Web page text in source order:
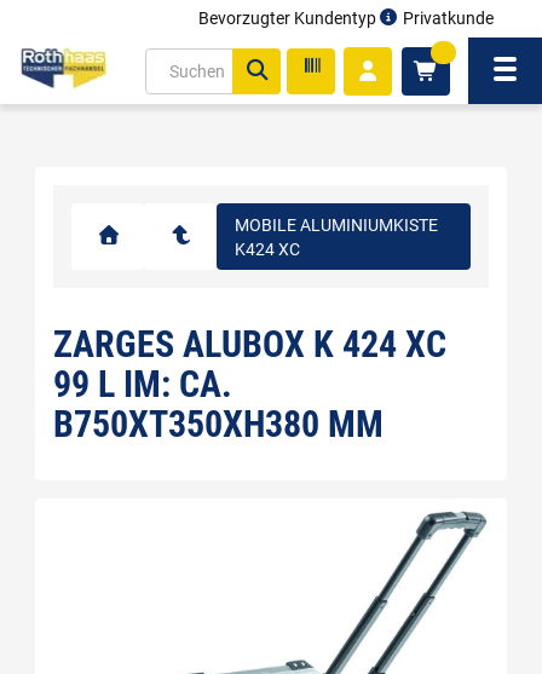
Bevorzugter Kundentyp Privatkunde
MOBILE ALUMINIUMKISTE
K424 XC
ZARGES ALUBOX K 424 XC
99 L IM: CA.
B750XT350XH380 MM